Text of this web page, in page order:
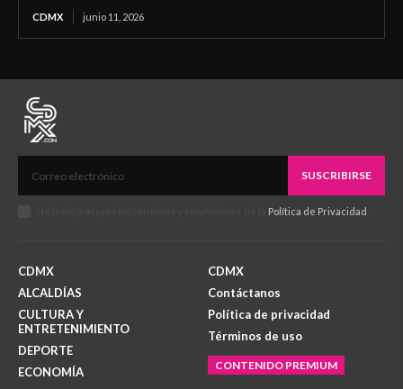
CDMX junio 11, 2026
SUSCRIBIRSE
Política de Privacidad
CDMX
ALCALDÍAS
CULTURA Y
ENTRETENIMIENTO
DEPORTE
ECONOMÍA
CDMX
Contáctanos
Política de privacidad
Términos de uso
CONTENIDO PREMIUM